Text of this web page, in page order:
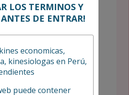
ALTURA
CONTEXTURA
Delgada
FUMADORA
No
LOS TERMINOS Y
DE ENTRAR!
economicas,
kinesiologas en Perú,
puede contener